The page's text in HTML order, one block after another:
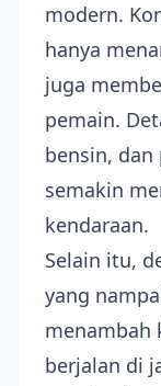
modern.
hanya
juga
pemain.
bensin,
semakin
kendaraan.
Selain itu,
yang
menambah
berjalan di